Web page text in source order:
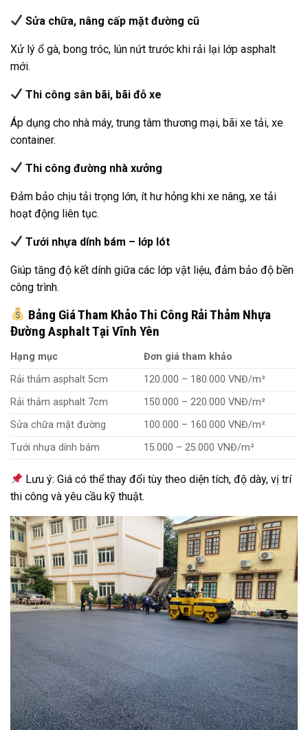
Sửa chữa, nâng cấp mặt đường cũ
Xử lý ổ gà, bong tróc, lún nứt trước khi rải lại lớp asphalt
mới.
Thi công sân bãi, bãi đỗ xe
Áp dụng cho nhà máy, trung tâm thương mại, bãi xe tải, xe
container.
Thi công đường nhà xưởng
Đảm bảo chịu tải trọng lớn, ít hư hỏng khi xe nâng, xe tải
hoạt động liên tục.
Tưới nhựa dính bám – lớp lót
Giúp tăng độ kết dính giữa các lớp vật liệu, đảm bảo độ bền
công trình.
Bảng Giá Tham Khảo Thi Công Rải Thảm Nhựa
Đường Asphalt Tại Vĩnh Yên
Hạng mục
Đơn giá tham khảo
Rải thảm asphalt 5cm
120.000 – 180.000 VNĐ/m²
Rải thảm asphalt 7cm
150.000 – 220.000 VNĐ/m²
Sửa chữa mặt đường
100.000 – 160.000 VNĐ/m²
Tưới nhựa dính bám
15.000 – 25.000 VNĐ/m²
Lưu ý: Giá có thể thay đổi tùy theo diện tích, độ dày, vị trí
thi công và yêu cầu kỹ thuật.